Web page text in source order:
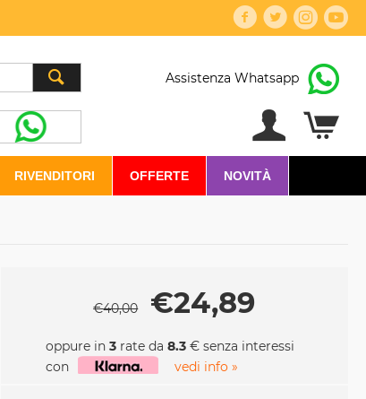
Assistenza Whatsapp
RIVENDITORI OFFERTE NOVITÀ
€40,00 €24,89
oppure in 3rate da 8.3€ senza interessi
con
vedi info »